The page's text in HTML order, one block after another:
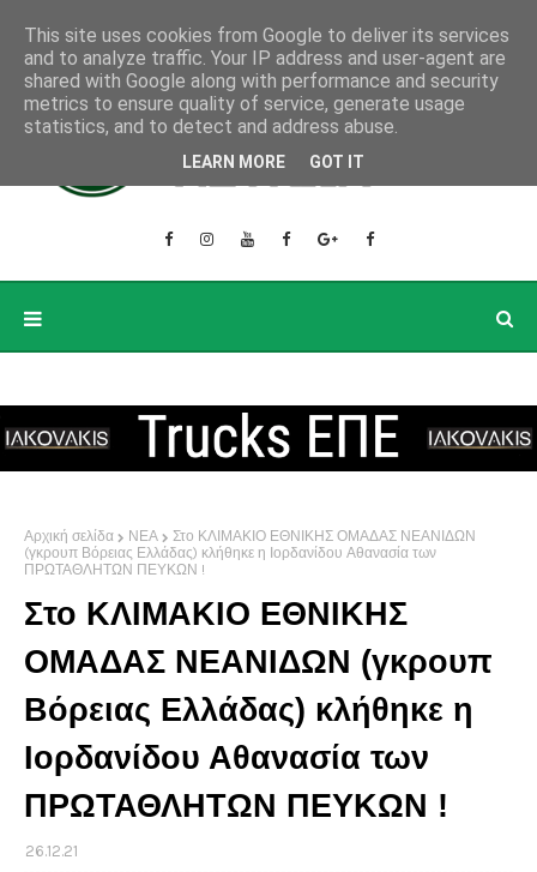
Αρχική σελίδα ΝΕΑ
Στο ΚΛΙΜΑΚΙΟ ΕΘΝΙΚΗΣ ΟΜΑΔΑΣ ΝΕΑΝΙΔΩΝ
(γκρουπ Βόρειας Ελλάδας) κλήθηκε η Ιορδανίδου Αθανασία των
ΠΡΩΤΑΘΛΗΤΩΝ ΠΕΥΚΩΝ !
Στο ΚΛΙΜΑΚΙΟ ΕΘΝΙΚΗΣ
ΟΜΑΔΑΣ ΝΕΑΝΙΔΩΝ (γκρουπ
Βόρειας Ελλάδας) κλήθηκε η
Ιορδανίδου Αθανασία των
ΠΡΩΤΑΘΛΗΤΩΝ ΠΕΥΚΩΝ !
26.12.21
This site uses cookies from Google to deliver its services
and to analyze traffic. Your IP address and user-agent are
shared with Google along with performance and security
metrics to ensure quality of service, generate usage
statistics, and to detect and address abuse.
LEARN MORE GOT IT